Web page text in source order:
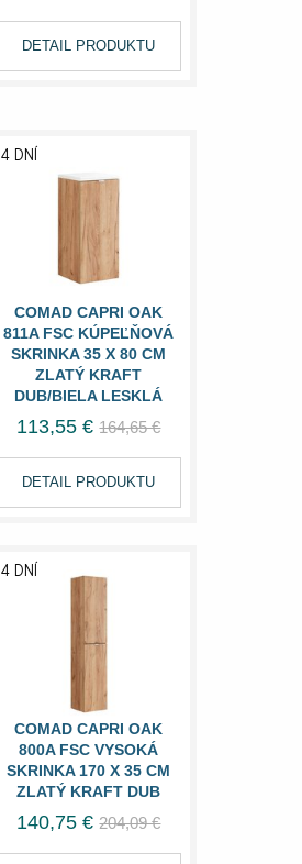
DETAIL PRODUKTU
COMAD CAPRI OAK
811A FSC KÚPEĽŇOVÁ
SKRINKA 35 X 80 CM
ZLATÝ KRAFT
DUB/BIELA LESKLÁ
14 DNÍ
113,55 € 164,65 €
DETAIL PRODUKTU
COMAD CAPRI OAK
800A FSC VYSOKÁ
SKRINKA 170 X 35 CM
ZLATÝ KRAFT DUB
14 DNÍ
140,75 € 204,09 €